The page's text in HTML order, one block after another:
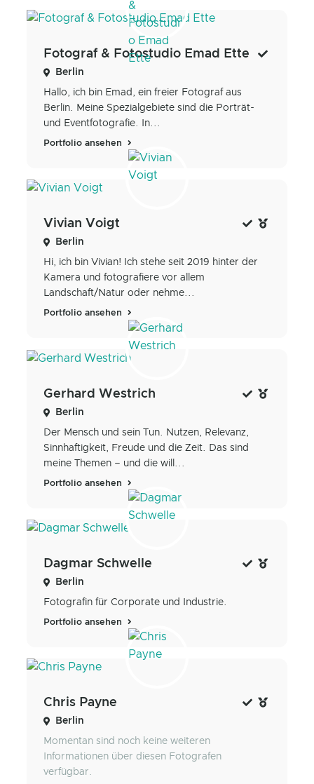
Fotograf & Fotostudio Emad Ette
Berlin
Hallo, ich bin Emad, ein freier Fotograf aus
Berlin. Meine Spezialgebiete sind die Porträt-
und Eventfotografie. In...
Portfolio ansehen
Vivian Voigt
Berlin
Hi, ich bin Vivian! Ich stehe seit 2019 hinter der
Kamera und fotografiere vor allem
Landschaft/Natur oder nehme...
Portfolio ansehen
Gerhard Westrich
Berlin
Der Mensch und sein Tun. Nutzen, Relevanz,
Sinnhaftigkeit, Freude und die Zeit. Das sind
meine Themen – und die will...
Portfolio ansehen
Dagmar Schwelle
Berlin
Fotografin für Corporate und Industrie.
Portfolio ansehen
Chris Payne
Berlin
Momentan sind noch keine weiteren
Informationen über diesen Fotografen
verfügbar.